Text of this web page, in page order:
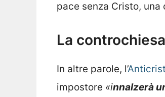
pace senza Cristo,
La
In altre parole, l’
impostore «innalzerà